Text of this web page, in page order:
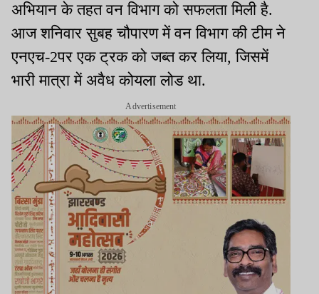
अभियान के तहत वन विभाग को सफलता मिली है.
आज शनिवार सुबह चौपारण में वन विभाग की टीम ने
एनएच-2पर एक ट्रक को जब्त कर लिया, जिसमें
भारी मात्रा में अवैध कोयला लोड था.
Advertisement